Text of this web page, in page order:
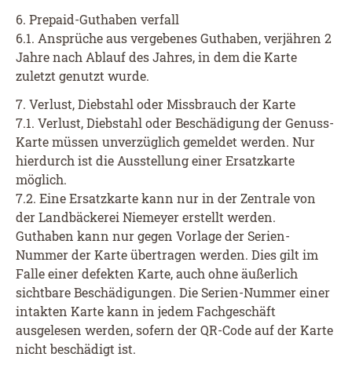
6. Prepaid-Guthaben verfall
6.1. Ansprüche aus vergebenes Guthaben, verjähren 2
Jahre nach Ablauf des Jahres, in dem die Karte
zuletzt genutzt wurde.
7. Verlust, Diebstahl oder Missbrauch der Karte
7.1. Verlust, Diebstahl oder Beschädigung der Genuss-
Karte müssen unverzüglich gemeldet werden. Nur
hierdurch ist die Ausstellung einer Ersatzkarte
möglich.
7.2. Eine Ersatzkarte kann nur in der Zentrale von
der Landbäckerei Niemeyer erstellt werden.
Guthaben kann nur gegen Vorlage der Serien-
Nummer der Karte übertragen werden. Dies gilt im
Falle einer defekten Karte, auch ohne äußerlich
sichtbare Beschädigungen. Die Serien-Nummer einer
intakten Karte kann in jedem Fachgeschäft
ausgelesen werden, sofern der QR-Code auf der Karte
nicht beschädigt ist.